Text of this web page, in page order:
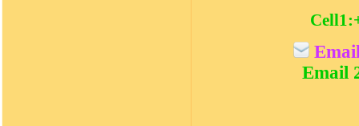
Email